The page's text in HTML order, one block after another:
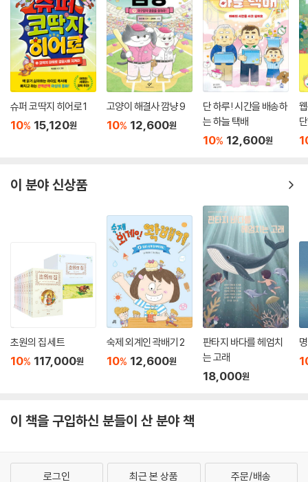
슈퍼 코딱지 히어로 1
10% 15,120원
고양이 해결사 깜냥 9
10% 12,600원
단 하루! 시간을 배송하
는 하늘 택배
10% 12,600원
이 분야 신상품
초원의 집 세트
10% 117,000원
숙제 외계인 곽배기 2
10% 12,600원
판타지 바다를 헤엄치
는 고래
18,000원
이 책을 구입하신 분들이 산 분야 책
로그인 최근 본 상품 주문/배송